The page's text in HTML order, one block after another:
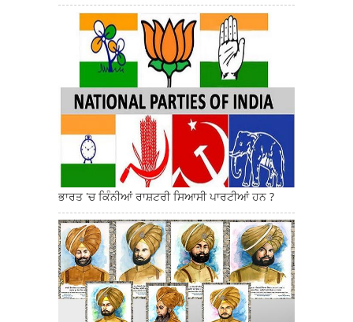
ਭਾਰਤ 'ਚ ਕਿੰਨੀਆਂ ਰਾਸ਼ਟਰੀ ਸਿਆਸੀ ਪਾਰਟੀਆਂ ਹਨ ?